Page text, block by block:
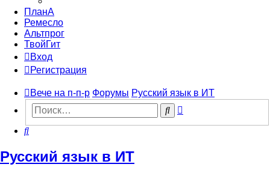
ПланА
Ремесло
Альтпрог
ТвойГит
Вход
Регистрация
Вече на п-п-р Форумы Русский язык в ИТ
Поиск
Поиск
Русский язык в ИТ